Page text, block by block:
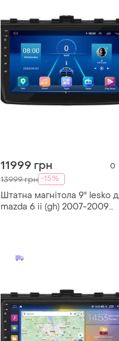
11999 грн 0
13999 грн -15%
Штатна магнітола 9" lesko
mazda 6 ii (gh) 2007-2009